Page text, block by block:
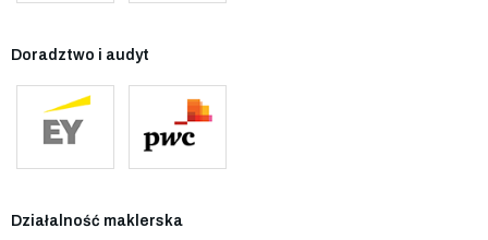
Doradztwo i audyt
Działalność maklerska